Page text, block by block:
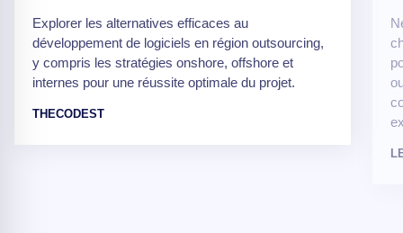
Explorer les alternatives efficaces au
développement de logiciels en région outsourcing,
y compris les stratégies onshore, offshore et
internes pour une réussite optimale du projet.
THECODEST